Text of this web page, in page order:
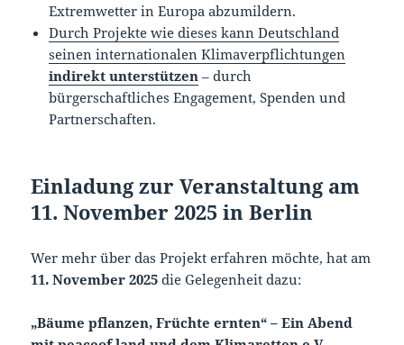
Extremwetter in Europa abzumildern.
Durch Projekte wie dieses kann Deutschland
seinen internationalen Klimaverpflichtungen
indirekt unterstützen – durch
bürgerschaftliches Engagement, Spenden und
Partnerschaften.
Einladung zur Veranstaltung am
11. November 2025 in Berlin
Wer mehr über das Projekt erfahren möchte, hat am
11. November 2025 die Gelegenheit dazu:
„Bäume pflanzen, Früchte ernten“ – Ein Abend